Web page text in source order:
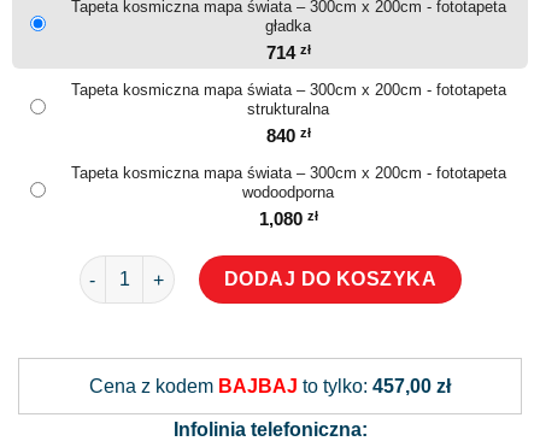
Tapeta kosmiczna mapa świata – 300cm x 200cm - fototapeta
gładka
714 zł
Tapeta kosmiczna mapa świata – 300cm x 200cm - fototapeta
strukturalna
840 zł
Tapeta kosmiczna mapa świata – 300cm x 200cm - fototapeta
wodoodporna
1,080 zł
ilość Tapeta kosmiczna mapa świata
DODAJ DO KOSZYKA
Cena z kodem BAJBAJ to tylko: 457,00 zł
Infolinia telefoniczna: